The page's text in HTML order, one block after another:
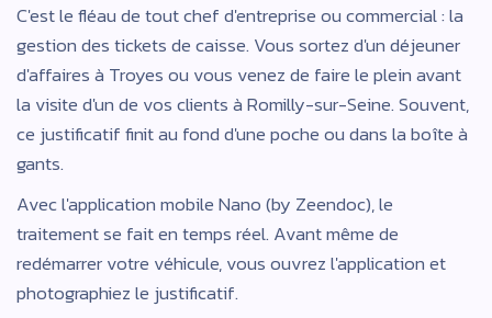
C'est le fléau de tout chef d'entreprise ou commercial : la
gestion des tickets de caisse. Vous sortez d'un déjeuner
d'affaires à Troyes ou vous venez de faire le plein avant
la visite d'un de vos clients à Romilly-sur-Seine. Souvent,
ce justificatif finit au fond d'une poche ou dans la boîte à
gants.
Avec l'application mobile Nano (by Zeendoc), le
traitement se fait en temps réel. Avant même de
redémarrer votre véhicule, vous ouvrez l'application et
photographiez le justificatif.